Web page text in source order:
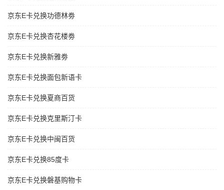
京东E卡兑换功德林劵
京东E卡兑换杏花楼劵
京东E卡兑换新雅劵
京东E卡兑换面包新语卡
京东E卡兑换夏商百货
京东E卡兑换克里斯汀卡
京东E卡兑换中闽百货
京东E卡兑换85度卡
京东E卡兑换磐基购物卡